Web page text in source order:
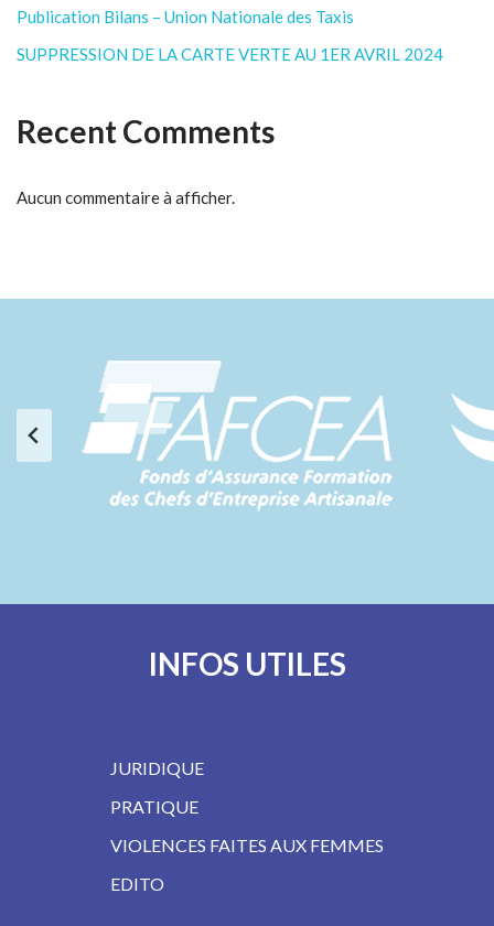
Publication Bilans – Union Nationale des Taxis
SUPPRESSION DE LA CARTE VERTE AU 1ER AVRIL 2024
Recent Comments
Aucun commentaire à afficher.
INFOS UTILES
JURIDIQUE
PRATIQUE
VIOLENCES FAITES AUX FEMMES
EDITO